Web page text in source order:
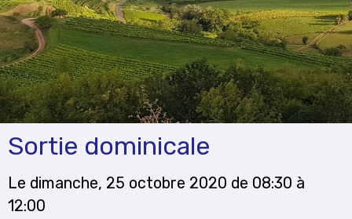
Sortie dominicale
Le dimanche, 25 octobre 2020 de 08:30 à
12:00